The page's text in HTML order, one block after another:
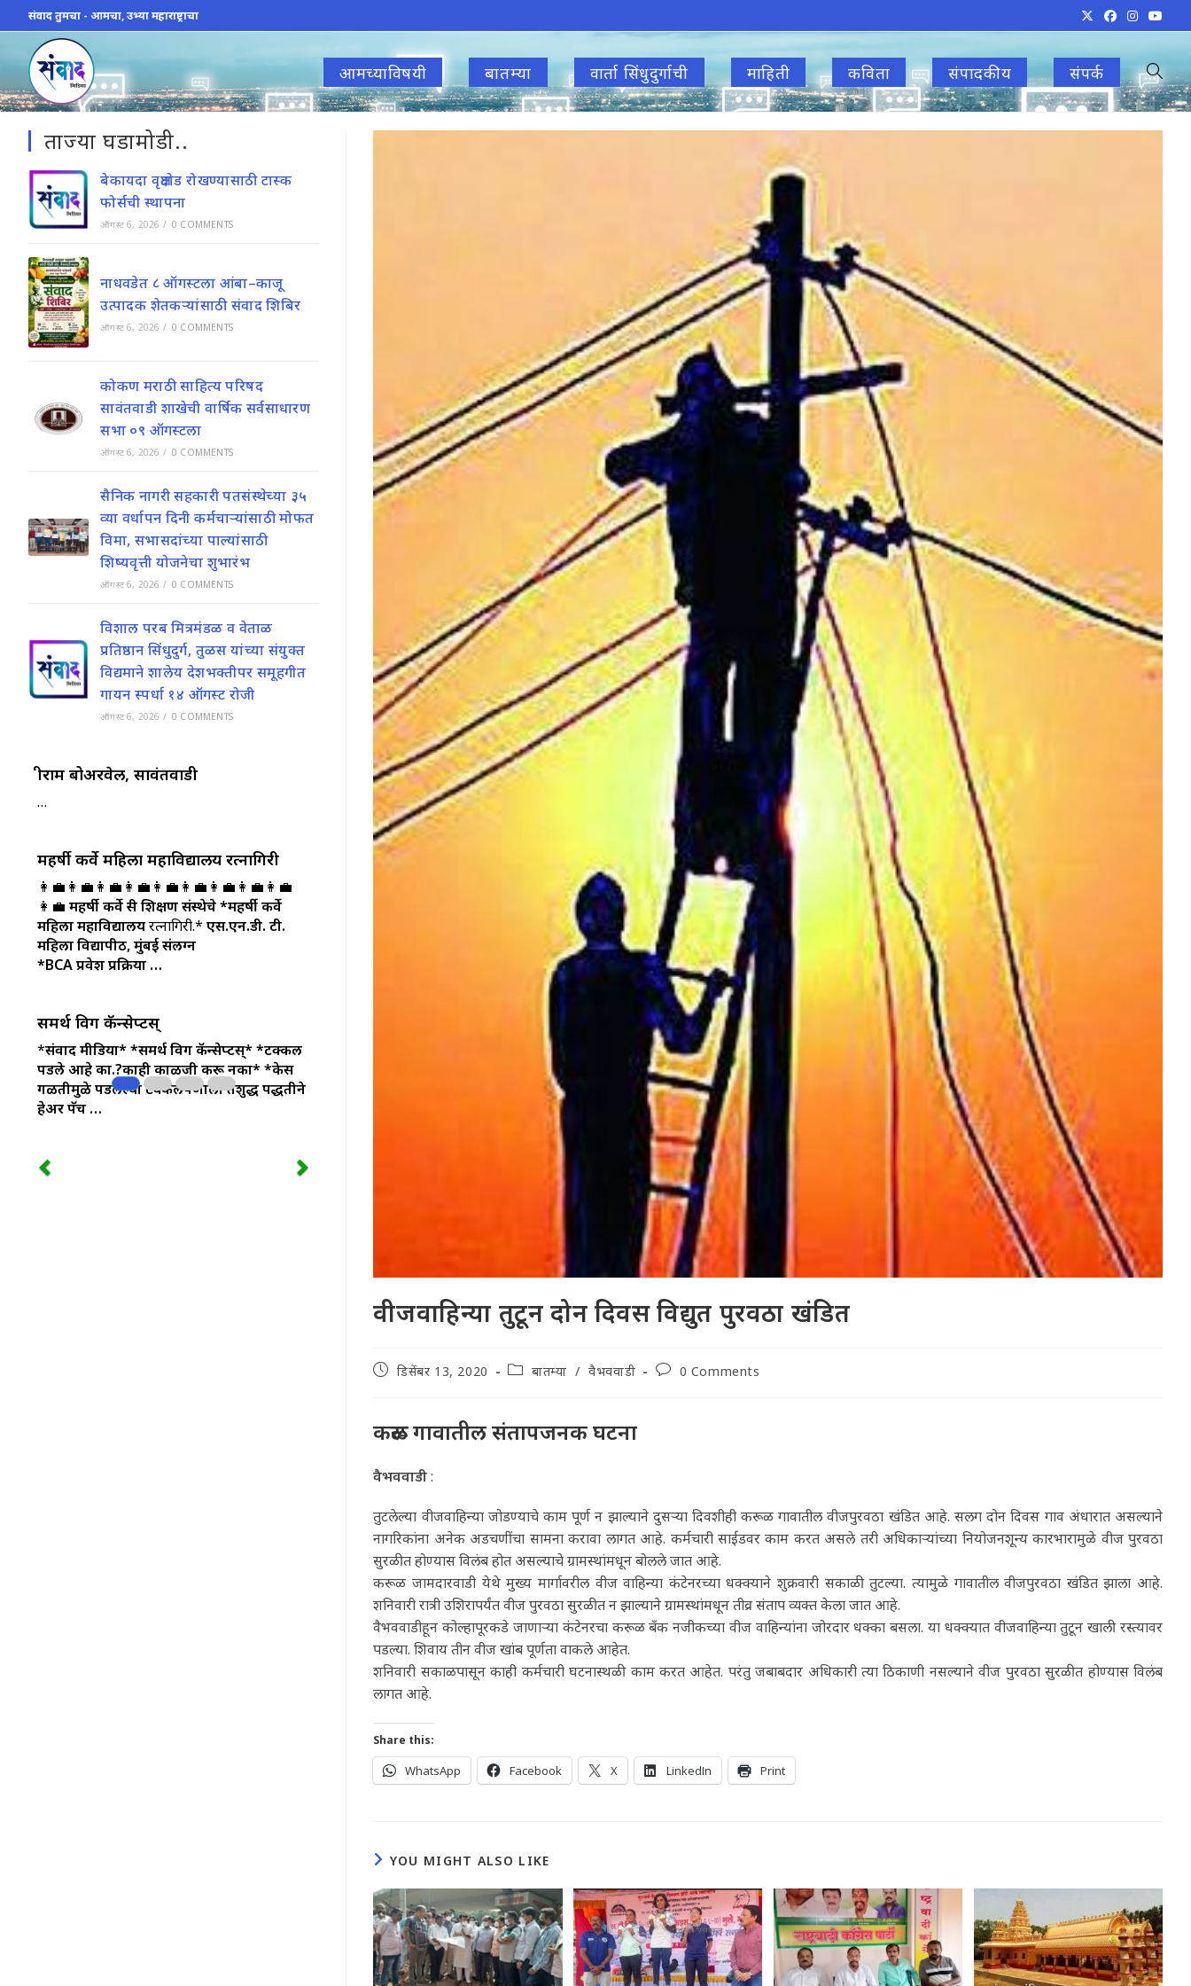
to
content
संवाद तुमचा - आमचा, उभ्या महाराष्ट्राचा
आमच्याविषयी बातम्या वार्ता सिंधुदुर्गाची माहिती कविता संपादकीय संपर्क Toggle
वीजवाहिन्या तुटून दोन दिवस विद्युत पुरवठा खंडित
Postडिसेंबर 13, 2020
Postबातम्या / वैभववाडी
Post0 Comments
करूळ गावातील संतापजनक घटना
वैभववाडी:
तुटलेल्या वीजवाहिन्या जोडण्याचे काम पूर्ण न झाल्याने दुसऱ्या दिवशीही करूळ गावातील वीजपुरवठा खंडित आहे. सलग दोन दिवस गाव अंधारात असल्याने
नागरिकांना अनेक अडचणींचा सामना करावा लागत आहे. कर्मचारी साईडवर काम करत असले तरी अधिकाऱ्यांच्या नियोजनशून्य कारभारामुळे वीज पुरवठा
सुरळीत होण्यास विलंब होत असल्याचे ग्रामस्थांमधून बोलले जात आहे.
करूळ जामदारवाडी येथे मुख्य मार्गावरील वीज वाहिन्या कंटेनरच्या धक्क्याने शुक्रवारी सकाळी तुटल्या. त्यामुळे गावातील वीजपुरवठा खंडित झाला आहे.
शनिवारी रात्री उशिरापर्यंत वीज पुरवठा सुरळीत न झाल्याने ग्रामस्थांमधून तीव्र संताप व्यक्त केला जात आहे.
वैभववाडीहून कोल्हापूरकडे जाणाऱ्या कंटेनरचा करूळ बँक नजीकच्या वीज वाहिन्यांना जोरदार धक्का बसला. या धक्क्यात वीजवाहिन्या तुटून खाली रस्त्यावर
पडल्या. शिवाय तीन वीज खांब पूर्णता वाकले आहेत.
शनिवारी सकाळपासून काही कर्मचारी घटनास्थळी काम करत आहेत. परंतु जबाबदार अधिकारी त्या ठिकाणी नसल्याने वीज पुरवठा सुरळीत होण्यास विलंब
लागत आहे.
Share this:
WhatsApp Facebook X LinkedIn Print
YOU MIGHT ALSO LIKE
ताज्या घडामोडी..
बेकायदा वृक्षतोड रोखण्यासाठी टास्क
फोर्सची स्थापना
ऑगस्ट 6, 2026 / 0 COMMENTS
नाधवडेत ८ ऑगस्टला आंबा–काजू
उत्पादक शेतकऱ्यांसाठी संवाद शिबिर
ऑगस्ट 6, 2026 / 0 COMMENTS
कोकण मराठी साहित्य परिषद
सावंतवाडी शाखेची वार्षिक सर्वसाधारण
सभा ०९ ऑगस्टला
ऑगस्ट 6, 2026 / 0 COMMENTS
सैनिक नागरी सहकारी पतसंस्थेच्या ३५
व्या वर्धापन दिनी कर्मचाऱ्यांसाठी मोफत
विमा, सभासदांच्या पाल्यांसाठी
शिष्यवृत्ती योजनेचा शुभारंभ
ऑगस्ट 6, 2026 / 0 COMMENTS
विशाल परब मित्रमंडळ व वेताळ
प्रतिष्ठान सिंधुदुर्ग, तुळस यांच्या संयुक्त
विद्यमाने शालेय देशभक्तीपर समूहगीत
गायन स्पर्धा १४ ऑगस्ट रोजी
ऑगस्ट 6, 2026 / 0 COMMENTS
श्रीराम बोअरवेल, सावंतवाडी
…
महर्षी कर्वे महिला महाविद्यालय रत्नागिरी
👩‍💼👩‍💼👩‍💼👩‍💼👩‍💼👩‍💼👩‍💼👩‍💼👩‍💼
👩‍💼 महर्षी कर्वे स्त्री शिक्षण संस्थेचे*महर्षी कर्वे
महिला महाविद्यालयरत्नागिरी.* एस.एन.डी. टी.
महिला विद्यापीठ, मुंबई संलग्न
*BCA प्रवेश प्रक्रिया …
समर्थ विग कॅन्सेप्टस्
*संवाद मीडिया**समर्थ विग कॅन्सेप्टस्**टक्कल
पडले आहे का.?काही काळजी करू नका**केस
गळतीमुळे पडलेल्या टक्कलेपणाला तंत्रशुद्ध पद्धतीने
हेअर पॅच …